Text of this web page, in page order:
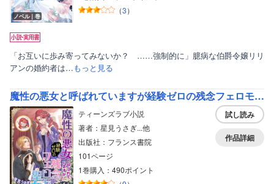
ノベル｜巻
（3）
「お互いに歩み寄ってみないか？ ……強制的に」臆病な伯爵令嬢リリ
アンの婚約者は…もっと見る
魔性の悪女と呼ばれていますが経験ゼロの残念フェロモン聖女です
ティーンズラブ小説
著者：星見うさぎ...他
出版社：フランス書院
101ページ
1巻購入：490ポイント
試し読み
作品詳細